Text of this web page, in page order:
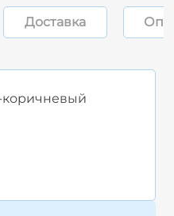
Доставка